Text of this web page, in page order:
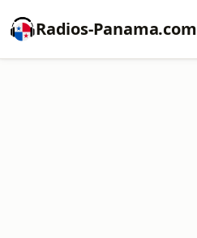
Radios-Panama.com